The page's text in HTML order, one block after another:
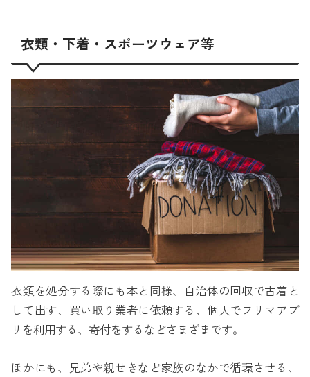
衣類・下着・スポーツウェア等
衣類を処分する際にも本と同様、自治体の回収で古着と
して出す、買い取り業者に依頼する、個人でフリマアプ
リを利用する、寄付をするなどさまざまです。
ほかにも、兄弟や親せきなど家族のなかで循環させる、